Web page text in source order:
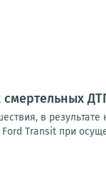
в
Transit при